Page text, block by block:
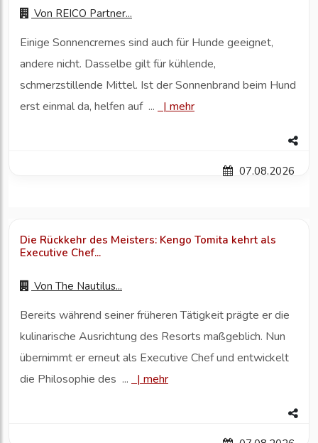
Von REICO Partner...
Einige Sonnencremes sind auch für Hunde geeignet,
andere nicht. Dasselbe gilt für kühlende,
schmerzstillende Mittel. Ist der Sonnenbrand beim Hund
erst einmal da, helfen auf ...
| mehr
07.08.2026
Die Rückkehr des Meisters: Kengo Tomita kehrt als
Executive Chef...
Von The Nautilus...
Bereits während seiner früheren Tätigkeit prägte er die
kulinarische Ausrichtung des Resorts maßgeblich. Nun
übernimmt er erneut als Executive Chef und entwickelt
die Philosophie des ...
| mehr